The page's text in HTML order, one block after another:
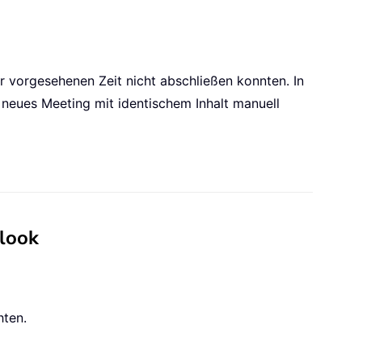
Zeit nicht abschließen konnten. In
Meeting mit identischem Inhalt manuell